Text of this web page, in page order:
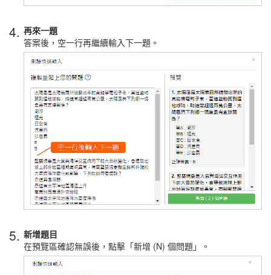
4. 再來一題
答案後，空一行再繼續輸入下一題。
5. 新增題目
在預覽區確認無誤後，點擊「新增 (N) 個問題」。